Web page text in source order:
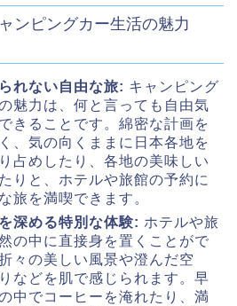
ンピングカー生活の魅力
れない自由な旅: キャンピング
魅力は、何と言っても自由気
きることです。綿密な計画を
、気の向くままに日本各地を
占めしたり、各地の美味しい
りと、ホテルや旅館の予約に
旅を満喫できます。
深める特別な体験: ホテルや旅
の中に直接身を置くことがで
々の美しい風景や澄んだ空
などを肌で感じられます。早
中でコーヒーを淹れたり、満